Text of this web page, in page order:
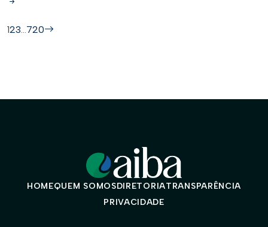
123…720
HOMEQUEM SOMOSDIRETORIATRANSPARÊNCIA
PRIVACIDADE